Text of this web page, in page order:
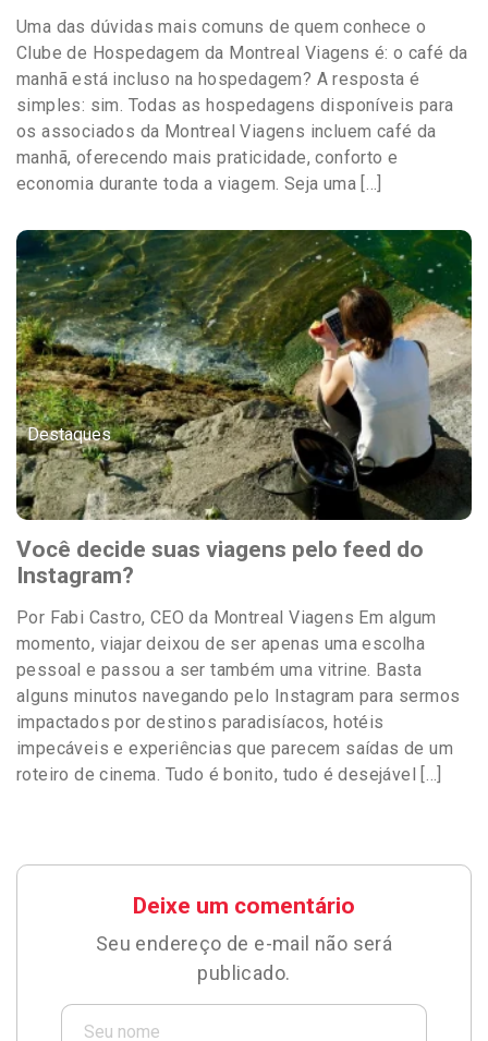
Uma das dúvidas mais comuns de quem conhece o
Clube de Hospedagem da Montreal Viagens é: o café da
manhã está incluso na hospedagem? A resposta é
simples: sim. Todas as hospedagens disponíveis para
os associados da Montreal Viagens incluem café da
manhã, oferecendo mais praticidade, conforto e
economia durante toda a viagem. Seja uma […]
Destaques
Você decide suas viagens pelo feed do
Instagram?
Por Fabi Castro, CEO da Montreal Viagens Em algum
momento, viajar deixou de ser apenas uma escolha
pessoal e passou a ser também uma vitrine. Basta
alguns minutos navegando pelo Instagram para sermos
impactados por destinos paradisíacos, hotéis
impecáveis e experiências que parecem saídas de um
roteiro de cinema. Tudo é bonito, tudo é desejável […]
Deixe um comentário
Seu endereço de e-mail não será
publicado.